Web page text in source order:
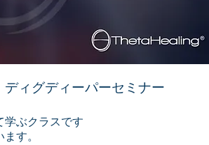
ィグディーパーセミナー
学ぶクラスです
す。